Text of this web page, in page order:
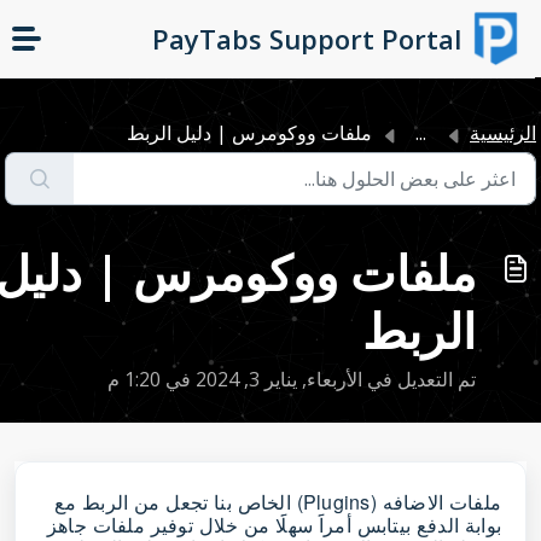
التخطّي إلى المحتوى الرئيسي
PayTabs Support Portal
الرئيسية ... ملفات ووكومرس | دليل الربط
ملفات ووكومرس | دليل
الربط
تم التعديل في الأربعاء, يناير 3, 2024 في 1:20 م
ملفات الاضافه (Plugins) الخاص بنا تجعل من الربط مع
بوابة الدفع بيتابس أمراََ سهلََا من خلال توفير ملفات جاهز